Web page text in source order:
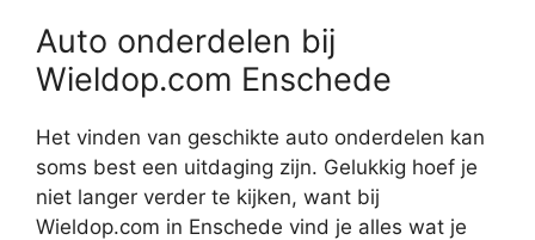
Auto onderdelen bij
Wieldop.com Enschede
Het vinden van geschikte auto onderdelen kan
soms best een uitdaging zijn. Gelukkig hoef je
niet langer verder te kijken, want bij
Wieldop.com in Enschede vind je alles wat je